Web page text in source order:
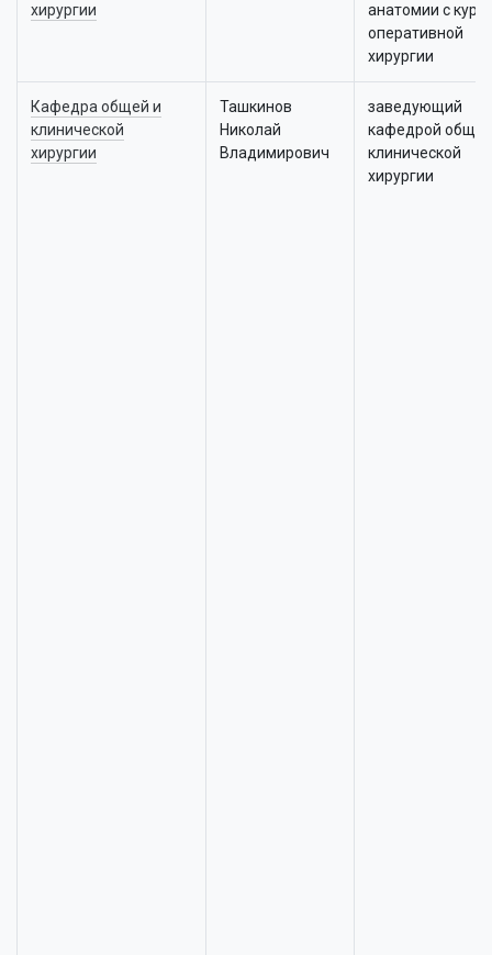
хирургии
анатомии с
оперативной
хирургии
Кафедра общей и
клинической
хирургии
Ташкинов
Николай
Владимирович
заведующий
кафедрой
клинической
хирургии